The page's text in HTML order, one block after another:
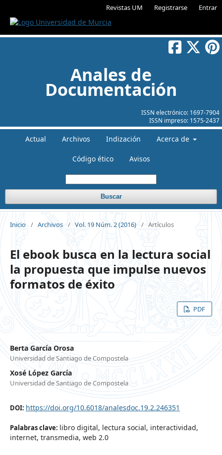
Revistas UM Registrarse Entrar
ISSN electrónico: 1697-7904
ISSN impreso: 1575-2437
Anales de
Documentación
Actual Archivos Indización Acerca de
Código ético Avisos
Buscar
Inicio / Archivos / Vol. 19 Núm. 2 (2016) / Artículos
El ebook busca en la lectura social
la propuesta que impulse nuevos
formatos de éxito
PDF
Berta García Orosa
Universidad de Santiago de Compostela
Xosé López García
Universidad de Santiago de Compostela
DOI: https://doi.org/10.6018/analesdoc.19.2.246351
Palabras clave: libro digital, lectura social, interactividad,
internet, transmedia, web 2.0